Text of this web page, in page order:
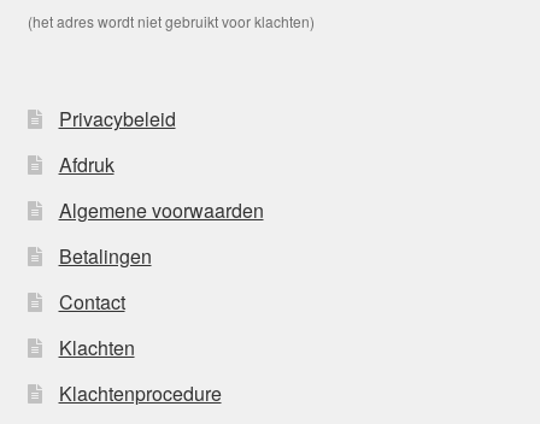
(het adres wordt niet gebruikt voor klachten)
Privacybeleid
Afdruk
Algemene voorwaarden
Betalingen
Contact
Klachten
Klachtenprocedure